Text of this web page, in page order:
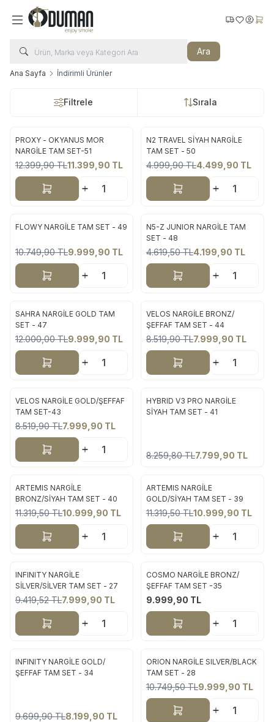
Ara
Kargo Takip
Favorilerim
Ana Sayfa İndirimli Ürünler
Filtrele Sırala
Yeni
%8
PROXY - OKYANUS MOR
NARGİLE TAM SET-51
12.399,90TL11.399,90 TL
Sepete Ekle
Yeni
%10
N2 TRAVEL SİYAH NARGİLE
TAM SET - 50
4.999,90TL4.499,90 TL
Sepete Ekle
Yeni
%7
FLOWY NARGİLE TAM SET - 49
10.749,90TL9.999,90 TL
Sepete Ekle
Yeni
%9
N5-Z JUNIOR NARGİLE TAM
SET - 48
4.619,50TL4.199,90 TL
Sepete Ekle
Yeni
%17
SAHRA NARGİLE GOLD TAM
SET - 47
12.000,00TL9.999,90 TL
Sepete Ekle
Yeni
%6
VELOS NARGİLE BRONZ/
ŞEFFAF TAM SET - 44
8.519,90TL7.999,90 TL
Sepete Ekle
Yeni
%6
VELOS NARGİLE GOLD/ŞEFFAF
TAM SET-43
8.519,90TL7.999,90 TL
Sepete Ekle
Yeni
HYBRID V3 PRO NARGİLE
SİYAH TAM SET - 41
8.259,80TL7.799,90 TL
Yeni
%3
ARTEMIS NARGİLE
BRONZ/SİYAH TAM SET - 40
11.319,50TL10.999,90 TL
Sepete Ekle
Yeni
%3
ARTEMIS NARGİLE
GOLD/SİYAH TAM SET - 39
11.319,50TL10.999,90 TL
Sepete Ekle
Yeni
%15
INFINITY NARGİLE
SİLVER/SİLVER TAM SET - 27
9.419,52TL7.999,90 TL
Sepete Ekle
Yeni
COSMO NARGİLE BRONZ/
ŞEFFAF TAM SET -35
9.999,90 TL
Sepete Ekle
Yeni
INFINITY NARGİLE GOLD/
ŞEFFAF TAM SET - 34
9.699,90TL8.199,90 TL
Yeni
%7
ORION NARGİLE SILVER/BLACK
TAM SET - 28
10.749,50TL9.999,90 TL
Sepete Ekle